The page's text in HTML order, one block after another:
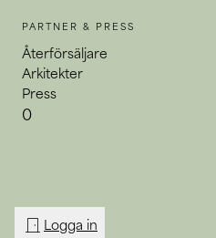
PARTNER & PRESS
Återförsäljare
Arkitekter
Press
0
Logga in
door_front